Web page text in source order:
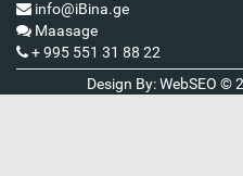
info@iBina.ge
Maasage
+ 995 551 31 88 22
Design By: WebSEO ©